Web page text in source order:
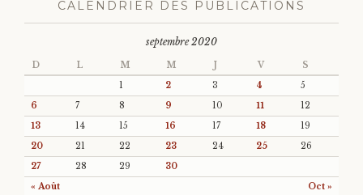
CALENDRIER DES PUBLICATIONS
septembre 2020
D L M M J V S
« Août Oct »
1 2 3 4
5
6
7 8 9 10 11
12
13
14 15 16 17 18
19
20
21 22 23 24 25
26
27
28 29 30